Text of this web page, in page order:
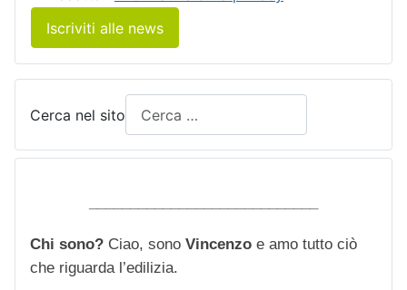
Iscriviti alle news
Cerca nel sito
Chi sono? Ciao, sono Vincenzo e amo tutto ciò
che riguarda l’edilizia.